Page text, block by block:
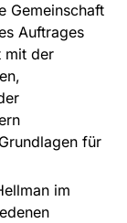
Gemeinschaft
Auftrages
mit der
für
im